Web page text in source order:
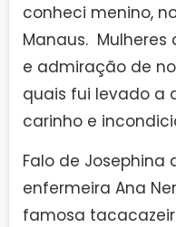
conheci menino,
Manaus.
e admiração de
quais fui levado a
carinho e
Falo de Josephina
enfermeira Ana
famosa